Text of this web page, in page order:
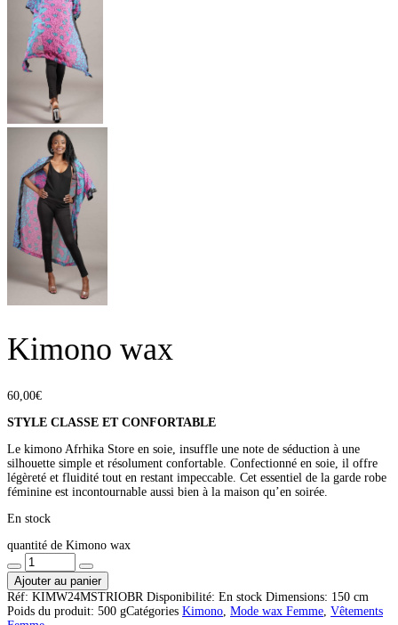
Kimono wax
60,00€
STYLE CLASSE ET CONFORTABLE
Le kimono Afrhika Store en soie, insuffle une note de séduction à une
silhouette simple et résolument confortable. Confectionné en soie, il offre
légèreté et fluidité tout en restant impeccable. Cet essentiel de la garde robe
féminine est incontournable aussi bien à la maison qu’en soirée.
En stock
quantité de Kimono wax
Ajouter au panier
Réf: KIMW24MSTRIOBR Disponibilité: En stock Dimensions: 150 cm
Poids du produit: 500 gCatégories Kimono Mode wax Femme Vêtements